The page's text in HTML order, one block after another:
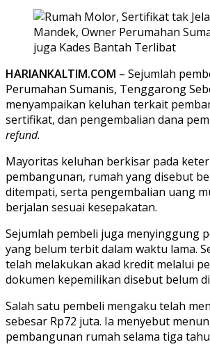
HARIANKALTIM.COM – Sejumlah
Perumahan Sumanis, Tenggarong
menyampaikan keluhan terkait
sertifikat, dan pengembalian dana
refund.
Mayoritas keluhan berkisar pada
pembangunan, rumah yang disebut
ditempati, serta pengembalian uang
berjalan sesuai kesepakatan.
Sejumlah pembeli juga menyinggung
yang belum terbit dalam waktu lama.
telah melakukan akad kredit melalui
dokumen kepemilikan disebut belum
Salah satu pembeli mengaku telah
sebesar Rp72 juta. Ia menyebut
pembangunan rumah selama tiga